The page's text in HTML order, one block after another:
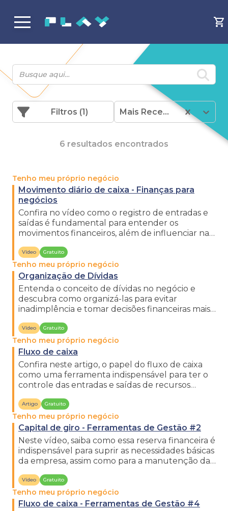
Filtros (1) Mais Recentes
6 resultados encontrados
Tenho meu próprio negócio
Movimento diário de caixa - Finanças para
negócios
Confira no vídeo como o registro de entradas e
saídas é fundamental para entender os
movimentos financeiros, além de influenciar na
Vídeo Gratuito
Tenho meu próprio negócio
Organização de Dívidas
Entenda o conceito de dívidas no negócio e
descubra como organizá-las para evitar
inadimplência e tomar decisões financeiras mais
Vídeo Gratuito
Tenho meu próprio negócio
Fluxo de caixa
Confira neste artigo, o papel do fluxo de caixa
como uma ferramenta indispensável para ter o
controle das entradas e saídas de recursos
Artigo Gratuito
Tenho meu próprio negócio
Capital de giro - Ferramentas de Gestão #2
Neste vídeo, saiba como essa reserva financeira é
indispensável para suprir as necessidades básicas
da empresa, assim como para a manutenção das
Vídeo Gratuito
Tenho meu próprio negócio
Fluxo de caixa - Ferramentas de Gestão #4